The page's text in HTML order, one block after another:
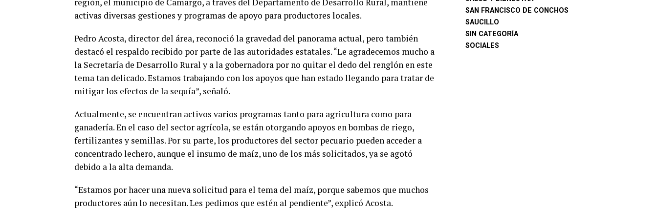
activas diversas gestiones y programas de apoyo para productores locales.
Pedro Acosta, director del área, reconoció la gravedad del panorama actual, pero también
destacó el respaldo recibido por parte de las autoridades estatales. “Le agradecemos mucho a
la Secretaría de Desarrollo Rural y a la gobernadora por no quitar el dedo del renglón en este
tema tan delicado. Estamos trabajando con los apoyos que han estado llegando para tratar de
mitigar los efectos de la sequía”, señaló.
Actualmente, se encuentran activos varios programas tanto para agricultura como para
ganadería. En el caso del sector agrícola, se están otorgando apoyos en bombas de riego,
fertilizantes y semillas. Por su parte, los productores del sector pecuario pueden acceder a
concentrado lechero, aunque el insumo de maíz, uno de los más solicitados, ya se agotó
debido a la alta demanda.
“Estamos por hacer una nueva solicitud para el tema del maíz, porque sabemos que muchos
productores aún lo necesitan. Les pedimos que estén al pendiente”, explicó Acosta.
SAN FRANCISCO DE CONCHOS
SAUCILLO
SIN CATEGORÍA
SOCIALES